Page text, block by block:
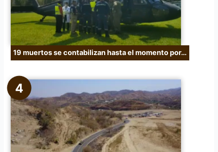
19 muertos se contabilizan hasta el momento por…